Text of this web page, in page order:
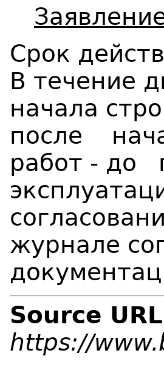
Срок
В течение
начала
после
работ - до
журнале
Source
https://